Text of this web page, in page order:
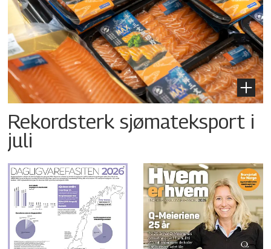
Rekordsterk sjømateksport i
juli